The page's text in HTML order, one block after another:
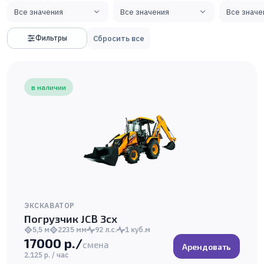
Все значения Все значения Все
Фильтры Сбросить все
в наличии
ЭКСКАВАТОР
Погрузчик JCB 3cx
5,5 м 2235 мм 92 л.с. 1 куб.м
17000 р./смена
2.125 р. / час
Арендовать